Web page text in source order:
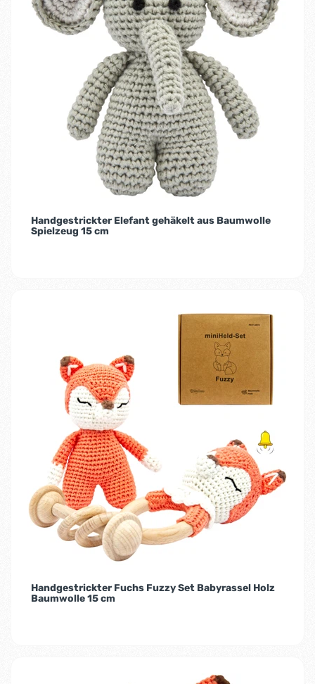
Handgestrickter Elefant gehäkelt aus Baumwolle
Spielzeug 15 cm
Handgestrickter Fuchs Fuzzy Set Babyrassel Holz
Baumwolle 15 cm